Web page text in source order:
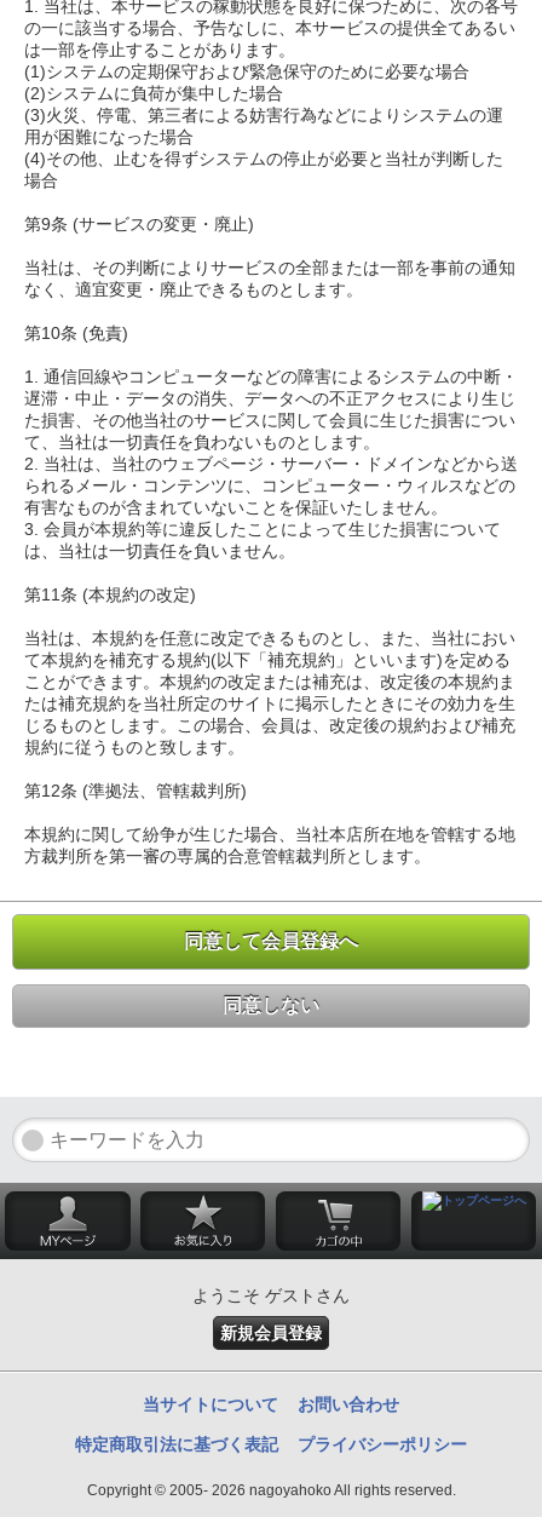
1. 当社は、本サービスの稼動状態を良好に保つために、次の各号
の一に該当する場合、予告なしに、本サービスの提供全てあるい
は一部を停止することがあります。
(1)システムの定期保守および緊急保守のために必要な場合
(2)システムに負荷が集中した場合
(3)火災、停電、第三者による妨害行為などによりシステムの運
用が困難になった場合
(4)その他、止むを得ずシステムの停止が必要と当社が判断した
場合
第9条 (サービスの変更・廃止)
当社は、その判断によりサービスの全部または一部を事前の通知
なく、適宜変更・廃止できるものとします。
第10条 (免責)
1. 通信回線やコンピューターなどの障害によるシステムの中断・
遅滞・中止・データの消失、データへの不正アクセスにより生じ
た損害、その他当社のサービスに関して会員に生じた損害につい
て、当社は一切責任を負わないものとします。
2. 当社は、当社のウェブページ・サーバー・ドメインなどから送
られるメール・コンテンツに、コンピューター・ウィルスなどの
有害なものが含まれていないことを保証いたしません。
3. 会員が本規約等に違反したことによって生じた損害について
は、当社は一切責任を負いません。
第11条 (本規約の改定)
当社は、本規約を任意に改定できるものとし、また、当社におい
て本規約を補充する規約(以下「補充規約」といいます)を定める
ことができます。本規約の改定または補充は、改定後の本規約ま
たは補充規約を当社所定のサイトに掲示したときにその効力を生
じるものとします。この場合、会員は、改定後の規約および補充
規約に従うものと致します。
第12条 (準拠法、管轄裁判所)
本規約に関して紛争が生じた場合、当社本店所在地を管轄する地
方裁判所を第一審の専属的合意管轄裁判所とします。
同意して会員登録へ
同意しない
ようこそ ゲストさん
新規会員登録
当サイトについて お問い合わせ
特定商取引法に基づく表記 プライバシーポリシー
Copyright © 2005- 2026 nagoyahoko All rights reserved.